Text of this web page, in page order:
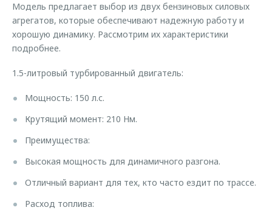
Модель предлагает выбор из двух бензиновых силовых
агрегатов, которые обеспечивают надежную работу и
хорошую динамику. Рассмотрим их характеристики
подробнее.
1.5-литровый турбированный двигатель:
Мощность: 150 л.с.
Крутящий момент: 210 Нм.
Преимущества:
Высокая мощность для динамичного разгона.
Отличный вариант для тех, кто часто ездит по трассе.
Расход топлива: